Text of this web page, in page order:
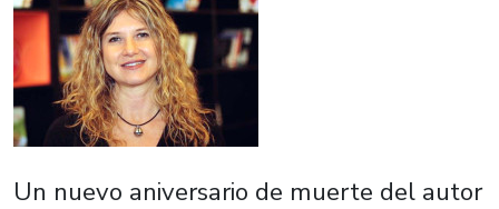
Un nuevo aniversario de muerte del autor